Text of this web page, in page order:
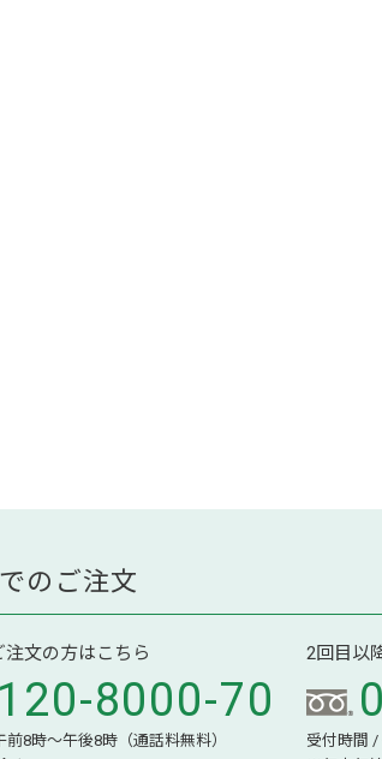
のご注文
注文の方はこちら
8000-70
前8時～午後8時（通話料無料）
2回目以
受付時間 /